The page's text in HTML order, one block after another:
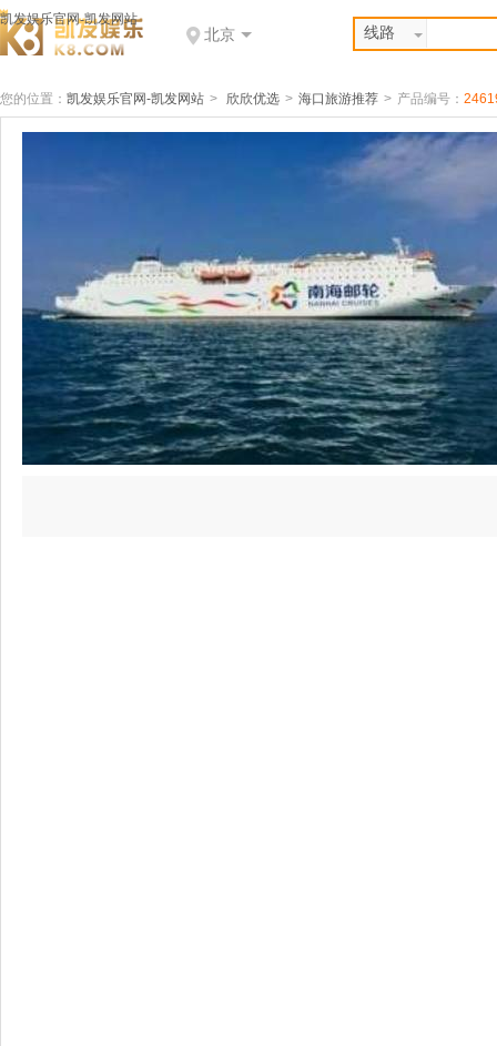
凯发娱乐官网-凯发网站
北京 线路
您的位置： 凯发娱乐官网-凯发网站 > 欣欣优选 > 海口旅游推荐 > 产品编号：